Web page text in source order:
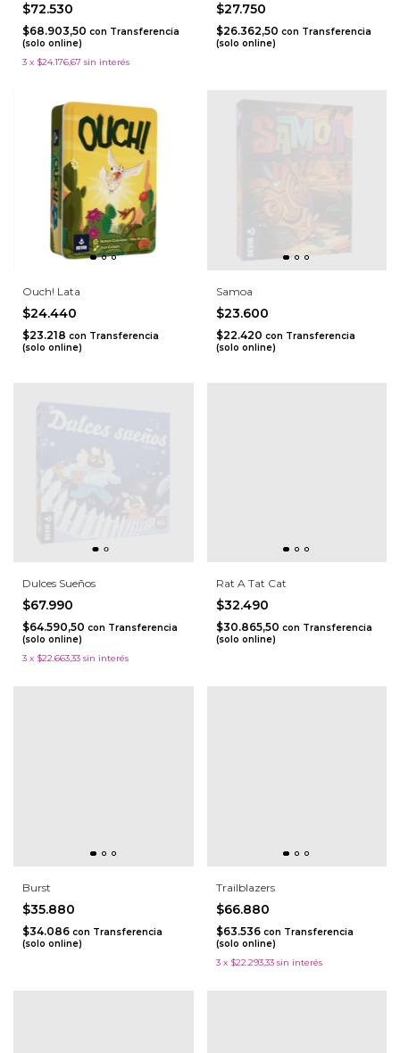
$72.530
$68.903,50 con Transferencia
(solo online)
3 x $24.176,67 sin interés
$27.750
$26.362,50 con Transferencia
(solo online)
Ouch! Lata
$24.440
$23.218 con Transferencia
(solo online)
Samoa
$23.600
$22.420 con Transferencia
(solo online)
Dulces Sueños
$67.990
$64.590,50 con Transferencia
(solo online)
3 x $22.663,33 sin interés
Rat A Tat Cat
$32.490
$30.865,50 con Transferencia
(solo online)
Burst
$35.880
$34.086 con Transferencia
(solo online)
Trailblazers
$66.880
$63.536 con Transferencia
(solo online)
3 x $22.293,33 sin interés